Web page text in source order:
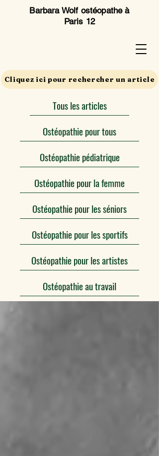
Barbara Wolf ostéopathe à
Paris 12
Cliquez ici pour rechercher un article
Tous les articles
Ostéopathie pour tous
Ostéopathie pédiatrique
Ostéopathie pour la femme
Ostéopathie pour les séniors
Ostéopathie pour les sportifs
Ostéopathie pour les artistes
Ostéopathie au travail